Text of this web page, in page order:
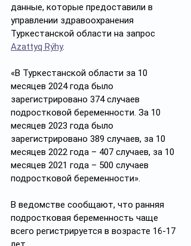
данные, которые предоставили в
управлении здравоохранения
Туркестанской области на запрос
Azattyq Rýhy.
«В Туркестанской области за 10
месяцев 2024 года было
зарегистрировано 374 случаев
подростковой беременности. За 10
месяцев 2023 года было
зарегистрировано 389 случаев, за 10
месяцев 2022 года – 407 случаев, за 10
месяцев 2021 года – 500 случаев
подростковой беременности».
В ведомстве сообщают, что ранняя
подростковая беременность чаще
всего регистрируется в возрасте 16-17